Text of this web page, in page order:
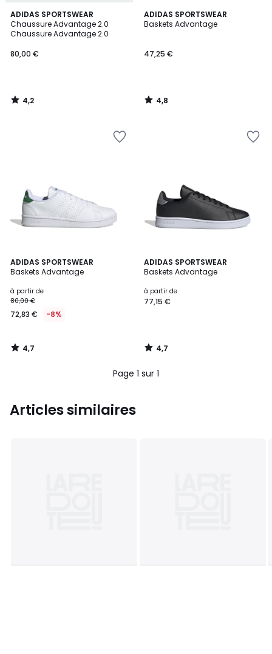
ADIDAS SPORTSWEAR
Chaussure Advantage 2.0
Chaussure Advantage 2.0
80,00 €
4,2
/ 5
4,2
/
ADIDAS SPORTSWEAR
Baskets Advantage
47,25 €
4,8
/ 5
4,8
/
ADIDAS SPORTSWEAR
Baskets Advantage
à partir de
80,00 €
72,83 € -8%
4,7
/ 5
4,7
/
ADIDAS SPORTSWEAR
Baskets Advantage
à partir de
77,15 €
4,7
/ 5
4,7
/
Page 1 sur 1
Articles similaires